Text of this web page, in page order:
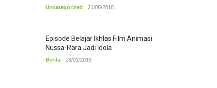
Uncategorized 21/08/2018
Episode Belajar Ikhlas Film Animasi
Nussa-Rara Jadi Idola
Berita 18/01/2019